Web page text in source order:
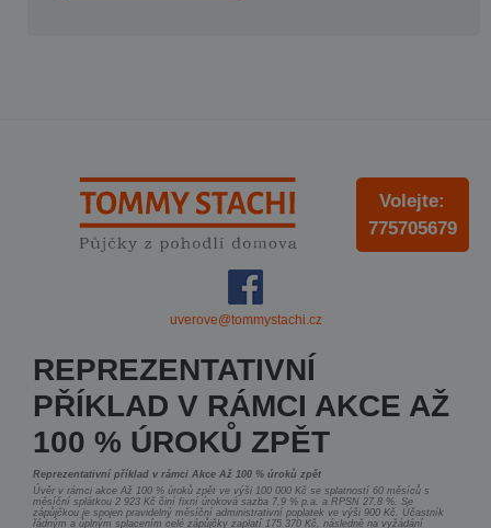
Volejte:
775705679
uverove@tommystachi.cz
REPREZENTATIVNÍ
PŘÍKLAD V RÁMCI AKCE AŽ
100 % ÚROKŮ ZPĚT
Reprezentativní příklad v rámci Akce Až 100 % úroků zpět
Úvěr v rámci akce Až 100 % úroků zpět ve výši 100 000 Kč se splatností 60 měsíců s
měsíční splátkou 2 923 Kč činí fixní úroková sazba 7,9 % p.a. a RPSN 27,8 %. Se
zápůjčkou je spojen pravidelný měsíční administrativní poplatek ve výši 900 Kč. Účastník
řádným a úplným splacením celé zápůjčky zaplatí 175 370 Kč, následně na vyžádání